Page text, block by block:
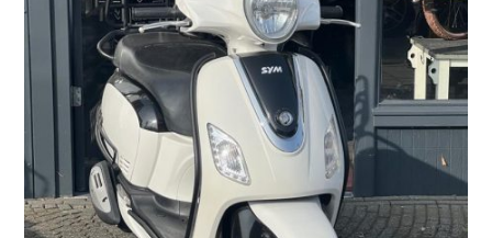
optie
kan
gekozen
worden
op
productpagina